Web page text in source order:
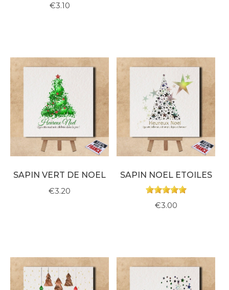
€3.10
SAPIN VERT DE NOEL
€3.20
SAPIN NOEL ETOILES
€3.00